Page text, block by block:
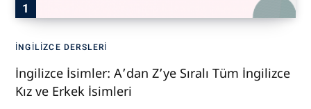
İNGILIZCE DERSLERI
İngilizce İsimler: A’dan Z’ye Sıralı Tüm İngilizce
Kız ve Erkek İsimleri